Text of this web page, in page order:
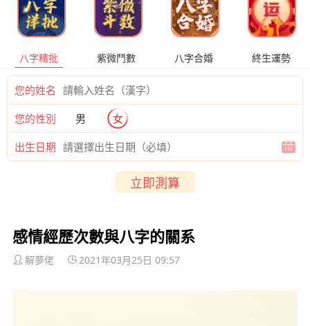
八字精批 紫微鬥數 八字合婚 終生運勢
您的姓名
您的性別 男 女
出生日期
立即測算
感情經歷次數與八字的關系
解夢佬 2021年03月25日 09:57